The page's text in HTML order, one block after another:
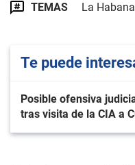
TEMAS La Habana
Te puede
Posible ofensiva
tras visita de la CIA a